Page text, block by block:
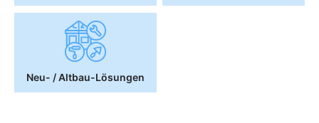
Neu- / Altbau-Lösungen